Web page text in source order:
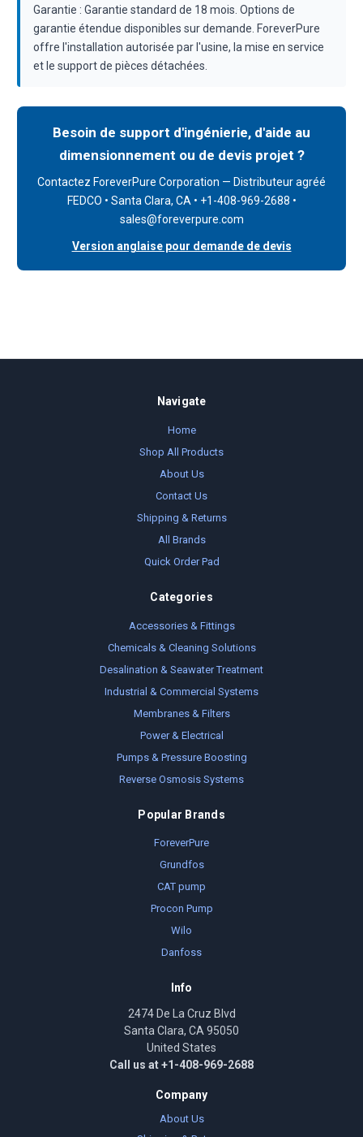
Garantie : Garantie standard de 18 mois. Options de
garantie étendue disponibles sur demande. ForeverPure
offre l'installation autorisée par l'usine, la mise en service
et le support de pièces détachées.
Besoin de support d'ingénierie, d'aide au
dimensionnement ou de devis projet ?
Contactez ForeverPure Corporation — Distributeur agréé
FEDCO • Santa Clara, CA • +1-408-969-2688 •
sales@foreverpure.com
Version anglaise pour demande de devis
Navigate
Home
Shop All Products
About Us
Contact Us
Shipping & Returns
All Brands
Quick Order Pad
Categories
Accessories & Fittings
Chemicals & Cleaning Solutions
Desalination & Seawater Treatment
Industrial & Commercial Systems
Membranes & Filters
Power & Electrical
Pumps & Pressure Boosting
Reverse Osmosis Systems
Popular Brands
ForeverPure
Grundfos
CAT pump
Procon Pump
Wilo
Danfoss
Info
2474 De La Cruz Blvd
Santa Clara, CA 95050
United States
Call us at +1-408-969-2688
Company
About Us